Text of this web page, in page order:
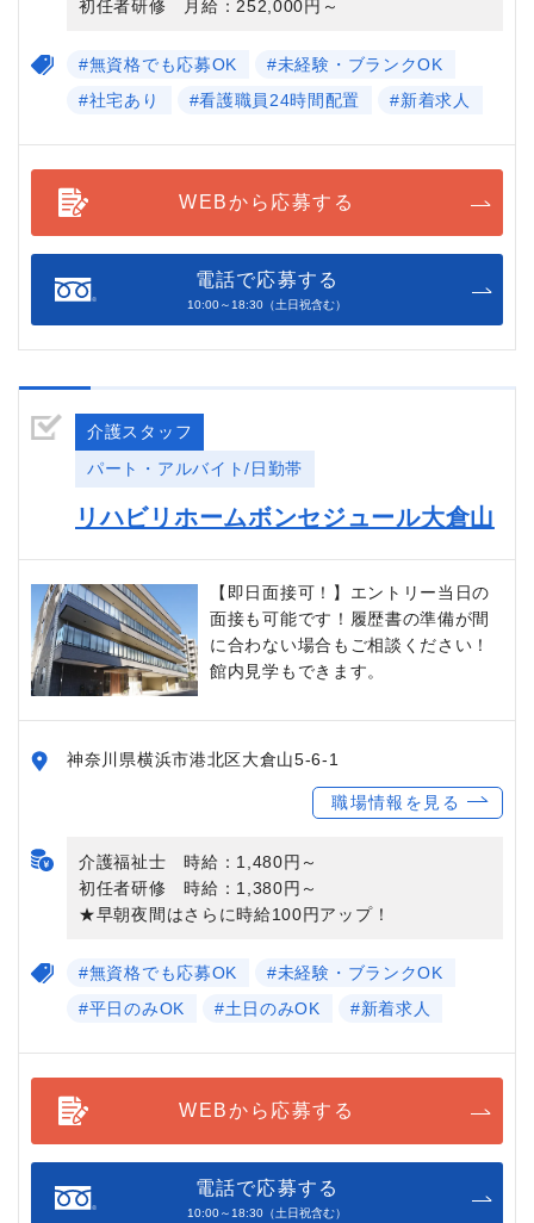
初任者研修 月給：252,000円～
#無資格でも応募OK
#未経験・ブランクOK
#社宅あり
#看護職員24時間配置 #新着求人
WEBから応募する
電話で応募する
10:00～18:30（土日祝含む）
介護スタッフ
パート・アルバイト/日勤帯
リハビリホームボンセジュール大倉山
【即日面接可！】エントリー当日の
面接も可能です！履歴書の準備が間
に合わない場合もご相談ください！
館内見学もできます。
神奈川県横浜市港北区大倉山5-6-1
職場情報を見る
介護福祉士 時給：1,480円～
初任者研修 時給：1,380円～
★早朝夜間はさらに時給100円アップ！
#無資格でも応募OK
#未経験・ブランクOK
#平日のみOK
#土日のみOK #新着求人
WEBから応募する
電話で応募する
10:00～18:30（土日祝含む）